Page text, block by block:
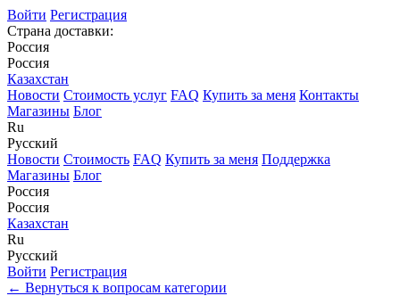
Войти Регистрация
Страна доставки:
Россия
Россия
Казахстан
Новости Стоимость услуг FAQ Купить за меня Контакты
Магазины Блог
Ru
Русский
Новости Стоимость FAQ Купить за меня Поддержка
Магазины Блог
Россия
Россия
Казахстан
Ru
Русский
Войти Регистрация
← Вернуться к вопросам категории